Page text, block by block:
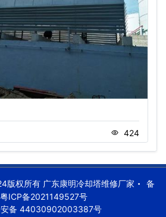
424
权所有 广东康明冷却塔维修厂家
备
粤ICP备2021149527号
安备 44030902003387号